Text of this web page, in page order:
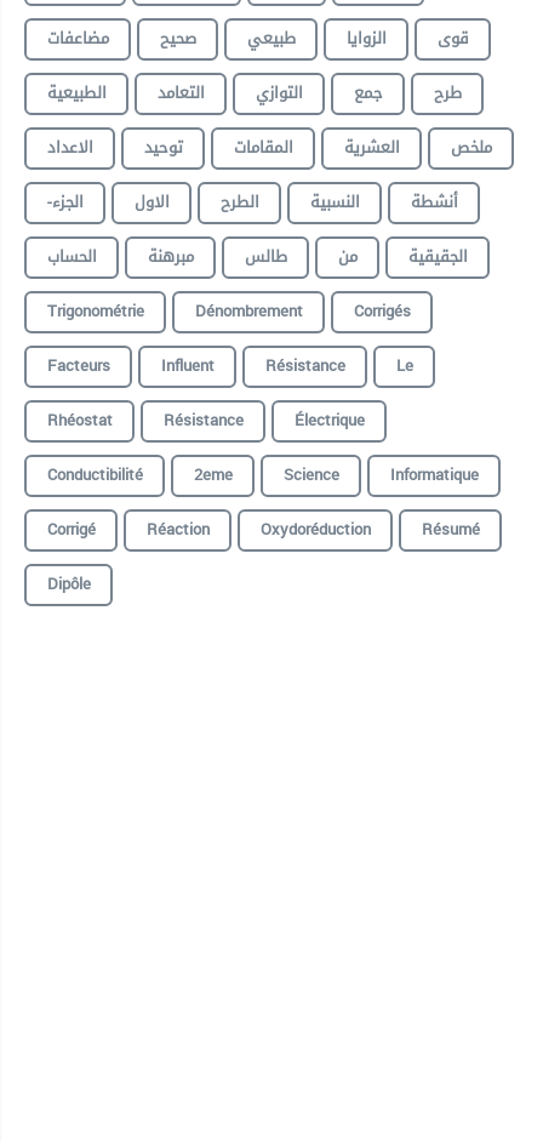
مضاعفات
صحيح طبيعي الزوايا
قوى
الطبيعية
التعامد التوازي جمع
طرح
الاعداد
توحيد المقامات العشرية
ملخص
-الجزء
الاول الطرح النسبية
أنشطة
الحساب
مبرهنة طالس من
الجقيقية
Trigonométrie
Dénombrement
Corrigés
Facteurs
Influent Résistance
️le
Rhéostat
️Résistance
Électrique
Conductibilité
2eme Science
Informatique
Corrigé
Réaction Oxydoréduction
Résumé
Dipôle